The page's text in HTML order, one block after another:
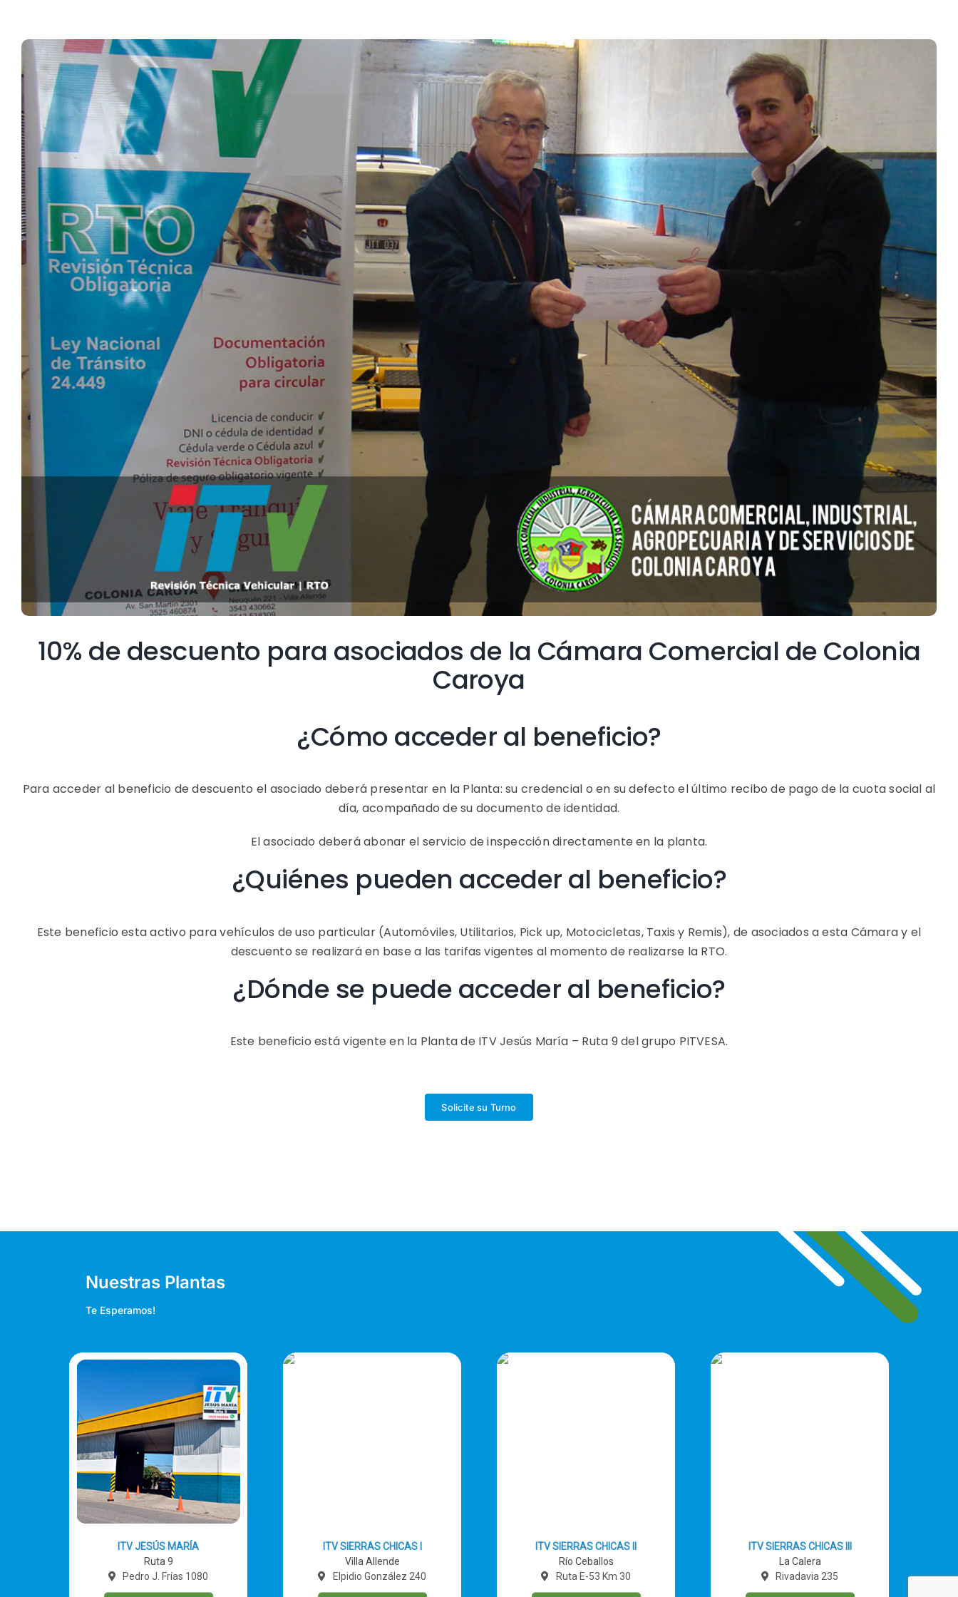
View
Larger
Image
10% de descuento para asociados de la Cámara Comercial de Colonia
Caroya
¿Cómo acceder al beneficio?
Para acceder al beneficio de descuento el asociado deberá presentar en la Planta: su credencial o en su defecto el último recibo de pago de la cuota social al
día, acompañado de su documento de identidad.
El asociado deberá abonar el servicio de inspección directamente en la planta.
¿Quiénes pueden acceder al beneficio?
Este beneficio esta activo para vehículos de uso particular (Automóviles, Utilitarios, Pick up, Motocicletas, Taxis y Remis), de asociados a esta Cámara y el
descuento se realizará en base a las tarifas vigentes al momento de realizarse la RTO.
¿Dónde se puede acceder al beneficio?
Este beneficio está vigente en la Planta de ITV Jesús María – Ruta 9 del grupo PITVESA.
Solicite su Turno
Nuestras Plantas
Te Esperamos!
ITV JESÚS MARÍA
Ruta 9
Pedro J. Frías 1080
ITV SIERRAS CHICAS I
Villa Allende
Elpidio González 240
ITV SIERRAS CHICAS II
Río Ceballos
Ruta E-53 Km 30
ITV SIERRAS CHICAS III
La Calera
Rivadavia 235